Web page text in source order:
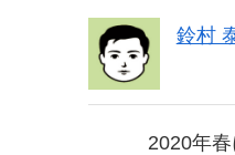
鈴村
2020年